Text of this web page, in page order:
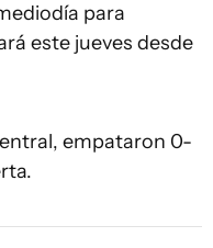
para
este jueves desde
empataron 0-